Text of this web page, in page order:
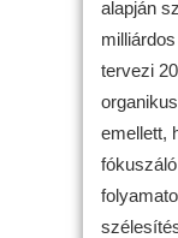
alapján
tervezi
emellett,